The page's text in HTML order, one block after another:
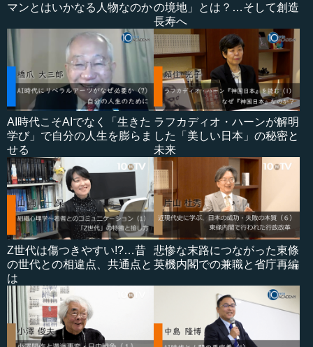
マンとはいかなる人物なのかの境地」とは？…そして創造
長寿へ
AI時代こそAIでなく「生きた
学び」で自分の人生を膨らま
せる
ラフカディオ・ハーンが解明
した「美しい日本」の秘密と
未来
Z世代は傷つきやすい!?…昔
の世代との相違点、共通点と
は
悲惨な末路につながった東條
英機内閣での兼職と省庁再編